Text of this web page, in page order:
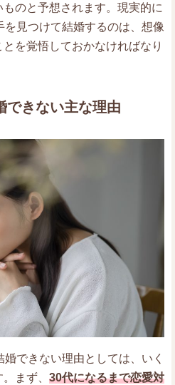
のと予想されます。現実的に
見つけて結婚するのは、想像
を覚悟しておかなければなり
できない主な理由
できない理由としては、いく
まず、 30代になるまで恋愛対